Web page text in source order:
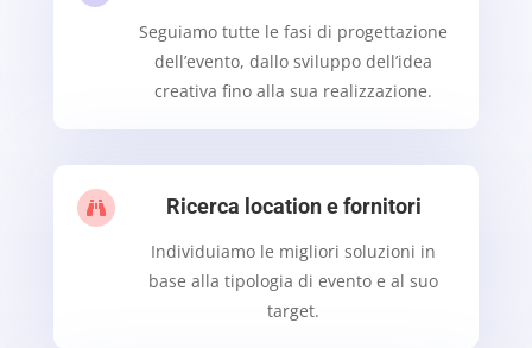
Seguiamo tutte le fasi di progettazione
dell’evento, dallo sviluppo dell’idea
creativa fino alla sua realizzazione.
 Ricerca location e fornitori
Individuiamo le migliori soluzioni in
base alla tipologia di evento e al suo
target.